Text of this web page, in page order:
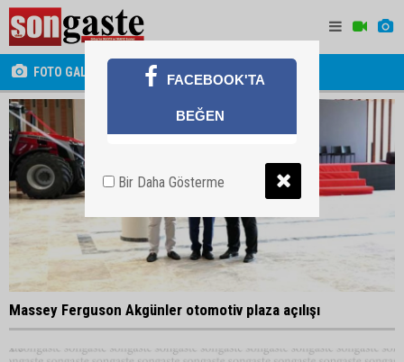
FOTO GALERİ
Massey Ferguson Akgünler otomotiv plaza açılışı
FACEBOOK'TA
BEĞEN
Bir Daha Gösterme